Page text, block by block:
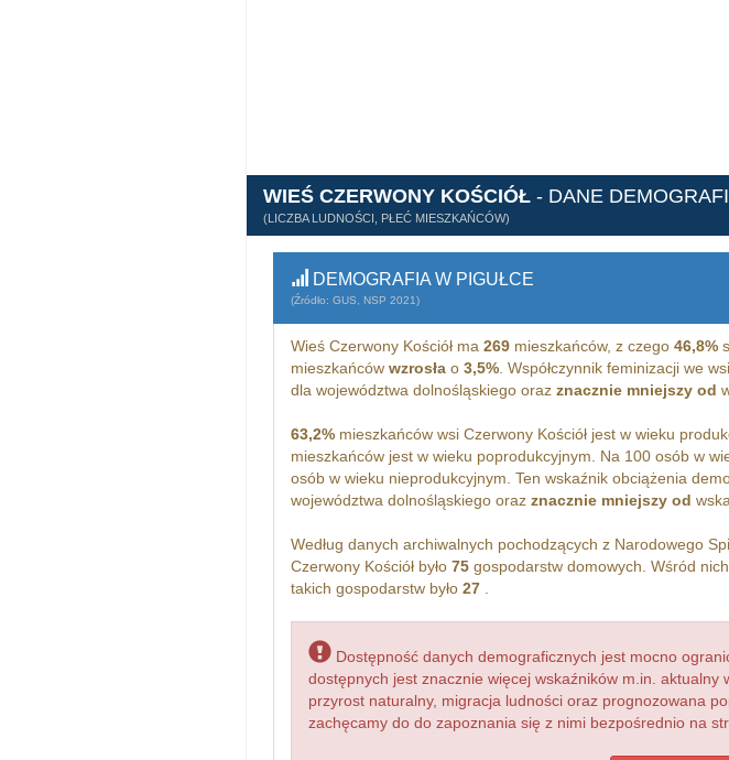
WIEŚ CZERWONY KOŚCIÓŁ - DANE
(LICZBA LUDNOŚCI, PŁEĆ MIESZKAŃCÓW)
DEMOGRAFIA W PIGUŁCE
(Źródło: GUS, NSP 2021)
Wieś Czerwony Kościół ma 269mieszkańców, z czego 46,8%
mieszkańców wzrosłao 3,5%. Współczynnik feminizacji we
dla województwa dolnośląskiego oraz znacznie mniejszy od
63,2%mieszkańców wsi Czerwony Kościół jest w wieku
mieszkańców jest w wieku poprodukcyjnym. Na 100 osób w
osób w wieku nieprodukcyjnym. Ten wskaźnik obciążenia
województwa dolnośląskiego oraz znacznie mniejszy od
Według danych archiwalnych pochodzących z Narodowego
Czerwony Kościół było 75gospodarstw domowych. Wśród
takich gospodarstw było 27.
Dostępność danych demograficznych jest mocno
dostępnych jest znacznie więcej wskaźników m.in. aktualny
przyrost naturalny, migracja ludności oraz prognozowana
zachęcamy do do zapoznania się z nimi bezpośrednio na